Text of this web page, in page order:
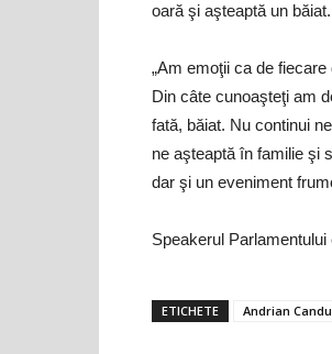
oară şi aşteaptă un
„Am emoţii ca de
Din câte cunoaşteţi am
fată, băiat. Nu continui
ne aşteaptă în familie şi
dar şi un eveniment
Speakerul
ETICHETE Andrian Candu